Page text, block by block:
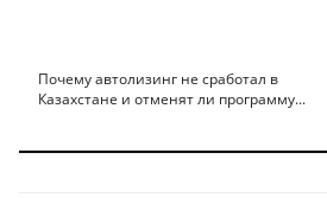
Почему автолизинг не сработал в
Казахстане и отменят ли программу...